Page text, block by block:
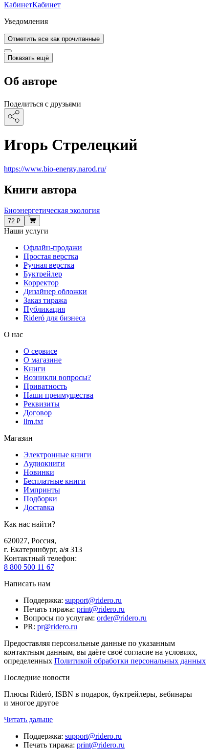
КабинетКабинет
Уведомления
Отметить все как прочитанные
Показать ещё
Об авторе
Поделиться с друзьями
Игорь Стрелецкий
https://www.bio-energy.narod.ru/
Книги автора
Биоэнергетическая экология
72 ₽
Наши услуги
Офлайн-продажи
Простая верстка
Ручная верстка
Буктрейлер
Корректор
Дизайнер обложки
Заказ тиража
Публикация
Rideró для бизнеса
О нас
О сервисе
О магазине
Книги
Возникли вопросы?
Приватность
Наши преимущества
Реквизиты
Договор
llm.txt
Магазин
Электронные книги
Аудиокниги
Новинки
Бесплатные книги
Импринты
Подборки
Доставка
Как нас найти?
620027, Россия,
г. Екатеринбург, а/я 313
Контактный телефон:
8 800 500 11 67
Написать нам
Поддержка: support@ridero.ru
Печать тиража: print@ridero.ru
Вопросы по услугам: order@ridero.ru
PR: pr@ridero.ru
Предоставляя персональные данные по указанным
контактным данным, вы даёте своё согласие на условиях,
определенных Политикой обработки персональных данных
Последние новости
Плюсы Rideró, ISBN в подарок, буктрейлеры, вебинары
и многое другое
Читать дальше
Поддержка: support@ridero.ru
Печать тиража: print@ridero.ru